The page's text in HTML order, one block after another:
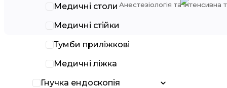
Медичні столи
Медичні стійки
Тумби приліжкові
Медичні ліжка
Гнучка ендоскопія
Анестезіологія та інтенсивна